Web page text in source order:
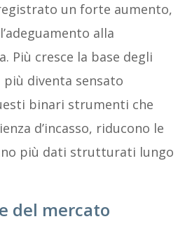
un forte aumento,
alla
Più cresce la base degli
diventa sensato
binari strumenti che
d’incasso, riducono le
più dati strutturati lungo
del mercato